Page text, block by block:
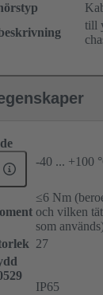
till
-40 ... +100
≤6 Nm
och vilken
som
27
IP65